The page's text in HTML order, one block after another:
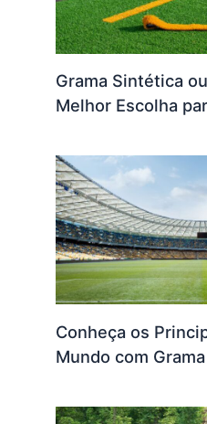
Grama Sintética
Melhor Escolha
Conheça os
Mundo com